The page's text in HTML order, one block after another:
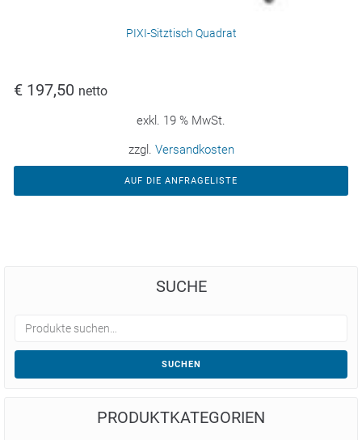
PIXI-Sitztisch Quadrat
€ 197,50 netto
exkl. 19 % MwSt.
zzgl. Versandkosten
AUF DIE ANFRAGELISTE
SUCHE
SUCHEN
PRODUKTKATEGORIEN